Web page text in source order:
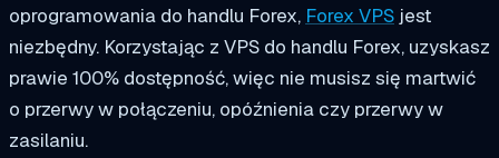
oprogramowania do handlu Forex, Forex VPS jest
niezbędny. Korzystając z VPS do handlu Forex, uzyskasz
prawie 100% dostępność, więc nie musisz się martwić
o przerwy w połączeniu, opóźnienia czy przerwy w
zasilaniu.